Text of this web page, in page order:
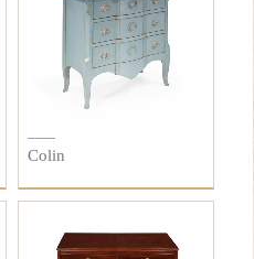
Colin